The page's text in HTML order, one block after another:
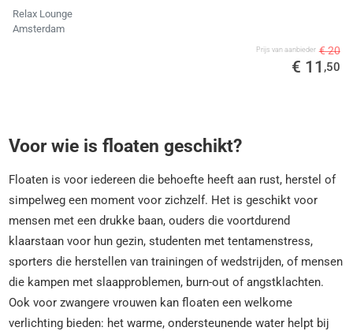
Relax Lounge
Amsterdam
Prijs van aanbieder € 20
€ 11 ,50
Voor wie is floaten geschikt?
Floaten is voor iedereen die behoefte heeft aan rust, herstel of
simpelweg een moment voor zichzelf. Het is geschikt voor
mensen met een drukke baan, ouders die voortdurend
klaarstaan voor hun gezin, studenten met tentamenstress,
sporters die herstellen van trainingen of wedstrijden, of mensen
die kampen met slaapproblemen, burn-out of angstklachten.
Ook voor zwangere vrouwen kan floaten een welkome
verlichting bieden: het warme, ondersteunende water helpt bij